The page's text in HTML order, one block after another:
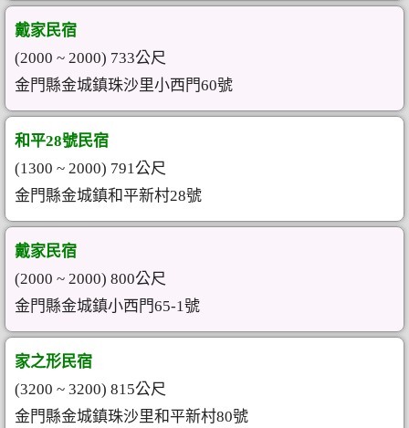
戴家民宿
(2000 ~ 2000) 733公尺
金門縣金城鎮珠沙里小西門60號
和平28號民宿
(1300 ~ 2000) 791公尺
金門縣金城鎮和平新村28號
戴家民宿
(2000 ~ 2000) 800公尺
金門縣金城鎮小西門65-1號
家之形民宿
(3200 ~ 3200) 815公尺
金門縣金城鎮珠沙里和平新村80號